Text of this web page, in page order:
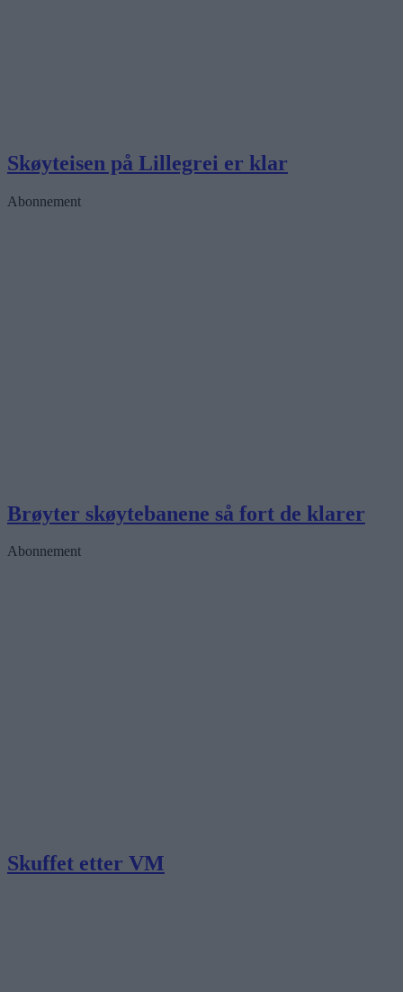
Skøyteisen på Lillegrei er klar
Abonnement
Brøyter skøytebanene så fort de klarer
Abonnement
Skuffet etter VM